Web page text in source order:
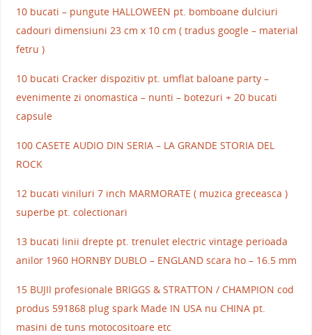
10 bucati – pungute HALLOWEEN pt. bomboane dulciuri
cadouri dimensiuni 23 cm x 10 cm ( tradus google – material
fetru )
10 bucati Cracker dispozitiv pt. umflat baloane party –
evenimente zi onomastica – nunti – botezuri + 20 bucati
capsule
100 CASETE AUDIO DIN SERIA – LA GRANDE STORIA DEL
ROCK
12 bucati viniluri 7 inch MARMORATE ( muzica greceasca )
superbe pt. colectionari
13 bucati linii drepte pt. trenulet electric vintage perioada
anilor 1960 HORNBY DUBLO – ENGLAND scara ho – 16.5 mm
15 BUJII profesionale BRIGGS & STRATTON / CHAMPION cod
produs 591868 plug spark Made IN USA nu CHINA pt.
masini de tuns motocositoare etc